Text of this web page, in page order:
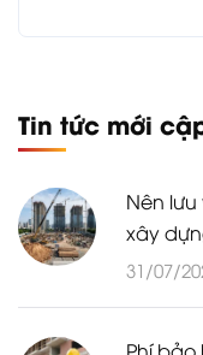
Tin tức mới
Nên
xây
31/07/